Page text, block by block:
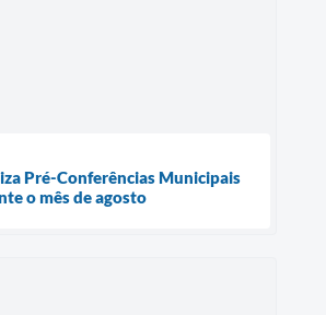
Pré-Conferências Municipais
o mês de agosto